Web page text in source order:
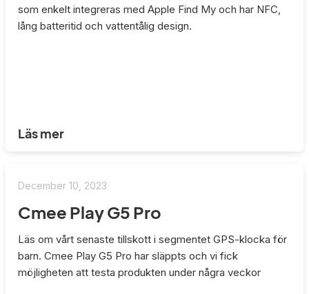
som enkelt integreras med Apple Find My och har NFC,
lång batteritid och vattentålig design.
Läs mer
December 10, 2023
Cmee Play G5 Pro
Läs om vårt senaste tillskott i segmentet GPS-klocka för
barn. Cmee Play G5 Pro har släppts och vi fick
möjligheten att testa produkten under några veckor